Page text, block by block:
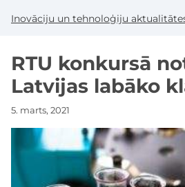
Inovāciju un tehnoloģiju
RTU konkursā
Latvijas labāko
5. marts, 2021